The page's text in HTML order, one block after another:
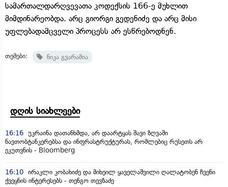
სამართალდარღვევათა კოდექსის 166-ე მუხლით
მიმდინარეობდა. არც გიორგი გედენიძე და არც მისი
უფლებადამცველი პროცესს არ ესწრებოდნენ.
თემები: ნიკა გვარამია
დღის სიახლეები
16:16 უკრაინა დათანხმდა, არ დაარტყას შავი ზღვაში
ნავთობტანკერებსა და ინფრასტრუქტურას, რომლებიც რუსეთს არ
ეკუთვნის - Bloomberg
16:10 ირაკლი კობახიძე და მიხეილ ყაველაშვილი ღალატობენ ჩვენი
ქვეყნის ინტერესებს - თენგო თევზაძე